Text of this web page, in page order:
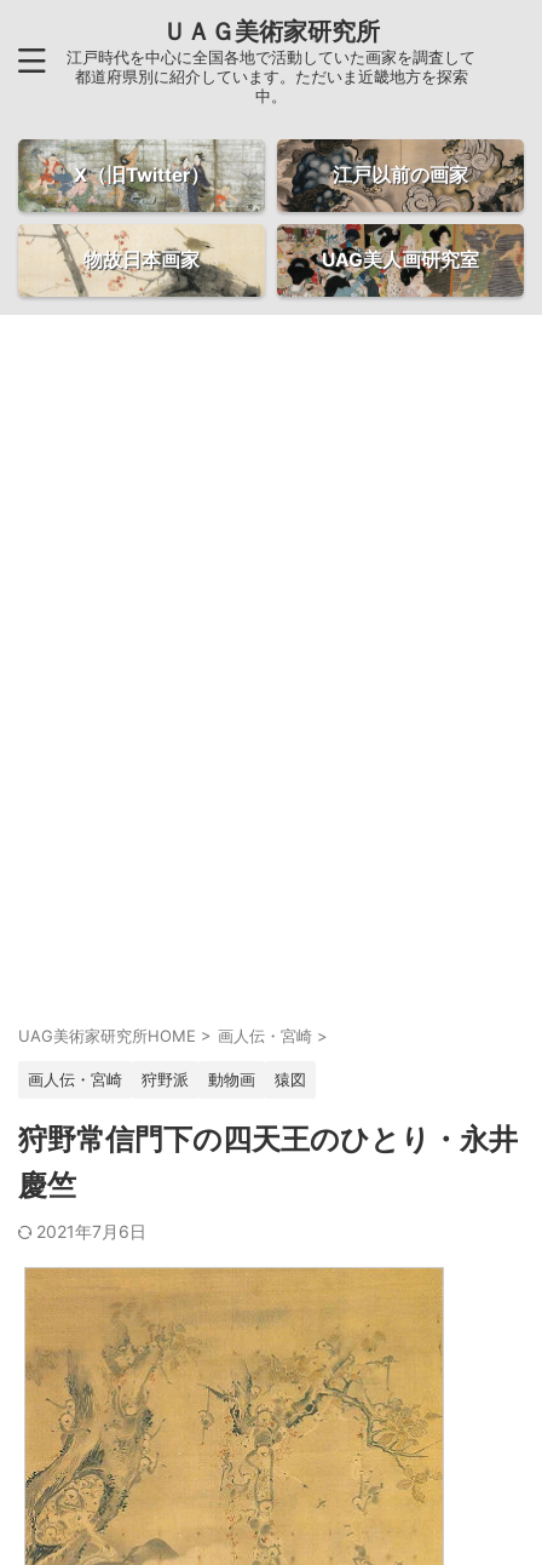
ＵＡＧ美術家研究所
江戸時代を中心に全国各地で活動していた画家を調査して
都道府県別に紹介しています。ただいま近畿地方を探索
中。
X（旧Twitter） 江戸以前の画家
物故日本画家 UAG美人画研究室
UAG美術家研究所HOME > 画人伝・宮崎 >
画人伝・宮崎 狩野派 動物画 猿図
狩野常信門下の四天王のひとり・永井
慶竺
2021年7月6日